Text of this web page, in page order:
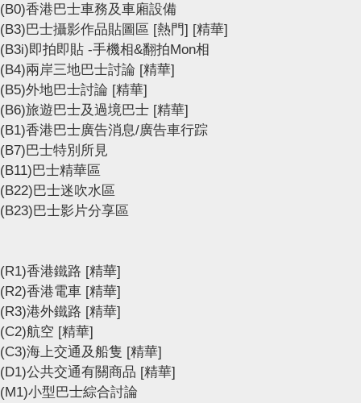
(B0)香港巴士車務及車廂設備
(B3)巴士攝影作品貼圖區 [熱門] [精華]
(B3i)即拍即貼 -手機相&翻拍Mon相
(B4)兩岸三地巴士討論 [精華]
(B5)外地巴士討論 [精華]
(B6)旅遊巴士及過境巴士 [精華]
(B1)香港巴士廣告消息/廣告車行踪
(B7)巴士特別所見
(B11)巴士精華區
(B22)巴士迷吹水區
(B23)巴士影片分享區
(R1)香港鐵路 [精華]
(R2)香港電車 [精華]
(R3)港外鐵路 [精華]
(C2)航空 [精華]
(C3)海上交通及船隻 [精華]
(D1)公共交通有關商品 [精華]
(M1)小型巴士綜合討論